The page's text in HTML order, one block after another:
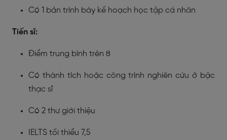
Có 1 bản trình bày kế hoạch học tập cá nhân
Tiến sĩ:
Điểm trung bình trên 8
Có thành tích hoặc công trình nghiên cứu ở bậc
thạc sĩ
Có 2 thư giới thiệu
IELTS tối thiểu 7,5